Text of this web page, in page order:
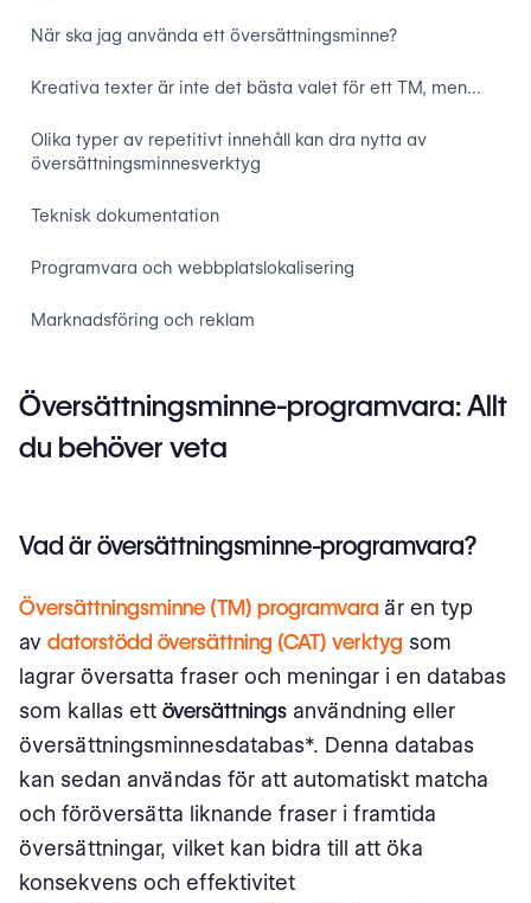
När ska jag använda ett översättningsminne?
Kreativa texter är inte det bästa valet för ett TM, men…
Olika typer av repetitivt innehåll kan dra nytta av
översättningsminnesverktyg
Teknisk dokumentation
Programvara och webbplatslokalisering
Marknadsföring och reklam‍
Medicinska och vetenskapliga dokument
Finansiella
Teknisk dokumentation och produktmanualer
Perfekta och fuzzy träffar
Vilka är några bästa praxis för att använda ett
översättningsminne?
Var uppmärksam på källtexten redan innan översättning
för att dra mest nytta av översättningsminnet
Översättningsminne-programvara: Allt
du behöver veta
Vad är översättningsminne-programvara?
Översättningsminne (TM) programvara är en typ
av datorstödd översättning (CAT) verktyg som
lagrar översatta fraser och meningar i en databas
som kallas ett översättnings användning eller
översättningsminnesdatabas*. Denna databas
kan sedan användas för att automatiskt matcha
och föröversätta liknande fraser i framtida
översättningar, vilket kan bidra till att öka
konsekvens och effektivitet